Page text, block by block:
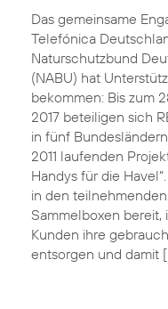
Das gemeinsame
Telefónica
Naturschutzbund
(NABU) hat
bekommen: Bis zum
2017 beteiligen sich
in fünf
2011 laufenden
Handys für die
in den
Sammelboxen bereit,
Kunden ihre
entsorgen und damit